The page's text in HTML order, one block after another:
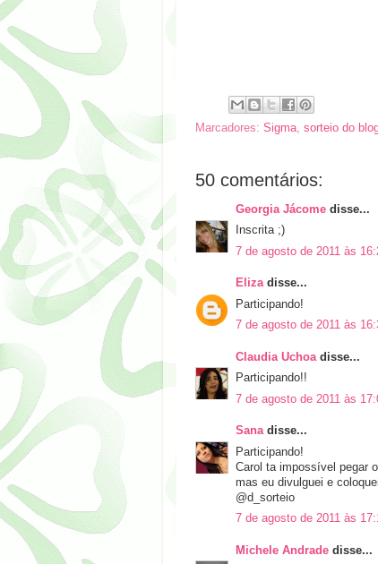
Marcadores: Sigma, sorteio do
50 comentários:
Georgia Jácome disse...
Inscrita ;)
7 de agosto de 2011 às
Elizadisse...
Participando!
7 de agosto de 2011 às
Claudia Uchoadisse...
Participando!!
7 de agosto de 2011 às
Sanadisse...
Participando!
Carol ta impossível pegar
mas eu divulguei e
@d_sorteio
7 de agosto de 2011 às
Michele Andrade disse...